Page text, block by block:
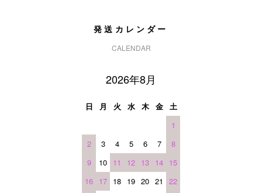
発送カレンダー
CALENDAR
2026年8月
日 月 火 水 木 金
土
1
2
3 4 5 6 7
8
9
10 11 12 13 14 15
16 17 18 19 20 21
22